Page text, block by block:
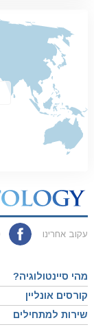
עקוב אחרינו
מהי סיינטולוגיה?
קורסים אונליין
שירות למתחילים